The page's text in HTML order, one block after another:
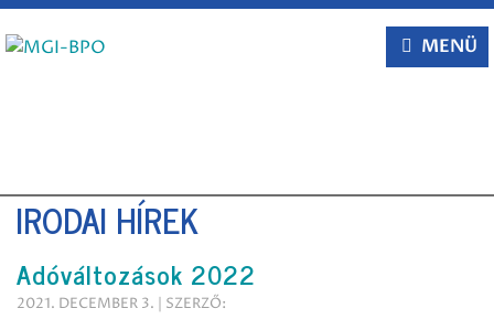
Tovább
a
MENÜ
IRODAI HÍREK
Adóváltozások 2022
2021. DECEMBER 3. | SZERZŐ: